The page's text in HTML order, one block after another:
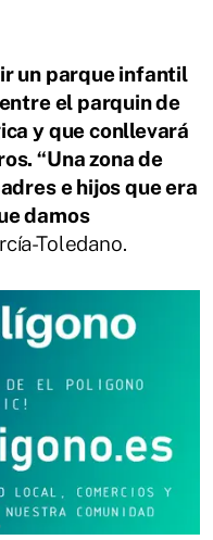
un parque infantil
el parquin de
y que conllevará
“Una zona de
e hijos que era
damos
Toledano.